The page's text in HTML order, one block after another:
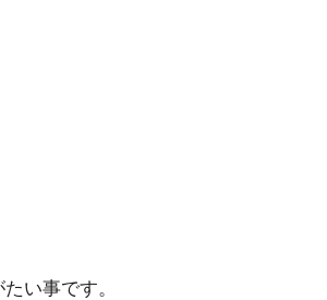
い事です。